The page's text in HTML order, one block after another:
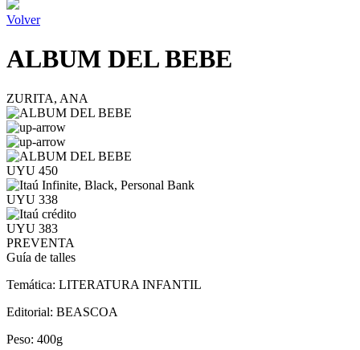
Volver
ALBUM DEL BEBE
ZURITA, ANA
UYU 450
UYU 338
UYU 383
PREVENTA
Guía de talles
Temática: LITERATURA INFANTIL
Editorial: BEASCOA
Peso: 400g